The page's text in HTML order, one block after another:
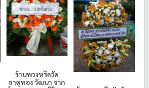
ร้านพวงหรีดวัด
ธาตุทอง วัฒนา จาก